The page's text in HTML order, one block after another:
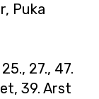
Puka
27., 47.
39. Arst